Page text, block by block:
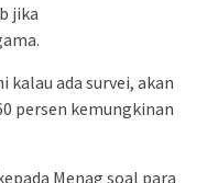
jika
ada survei, akan
persen kemungkinan
Menag soal para